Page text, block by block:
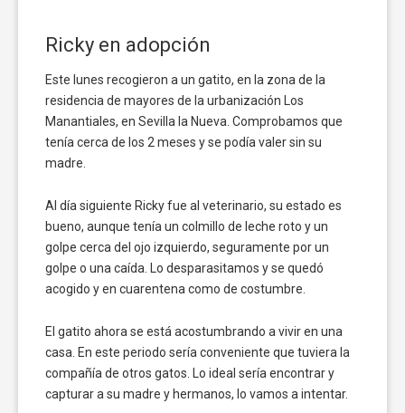
Ricky en adopción
Este lunes recogieron a un gatito, en la zona de la
residencia de mayores de la urbanización Los
Manantiales, en Sevilla la Nueva. Comprobamos que
tenía cerca de los 2 meses y se podía valer sin su
madre.
Al día siguiente Ricky fue al veterinario, su estado es
bueno, aunque tenía un colmillo de leche roto y un
golpe cerca del ojo izquierdo, seguramente por un
golpe o una caída. Lo desparasitamos y se quedó
acogido y en cuarentena como de costumbre.
El gatito ahora se está acostumbrando a vivir en una
casa. En este periodo sería conveniente que tuviera la
compañía de otros gatos. Lo ideal sería encontrar y
capturar a su madre y hermanos, lo vamos a intentar.